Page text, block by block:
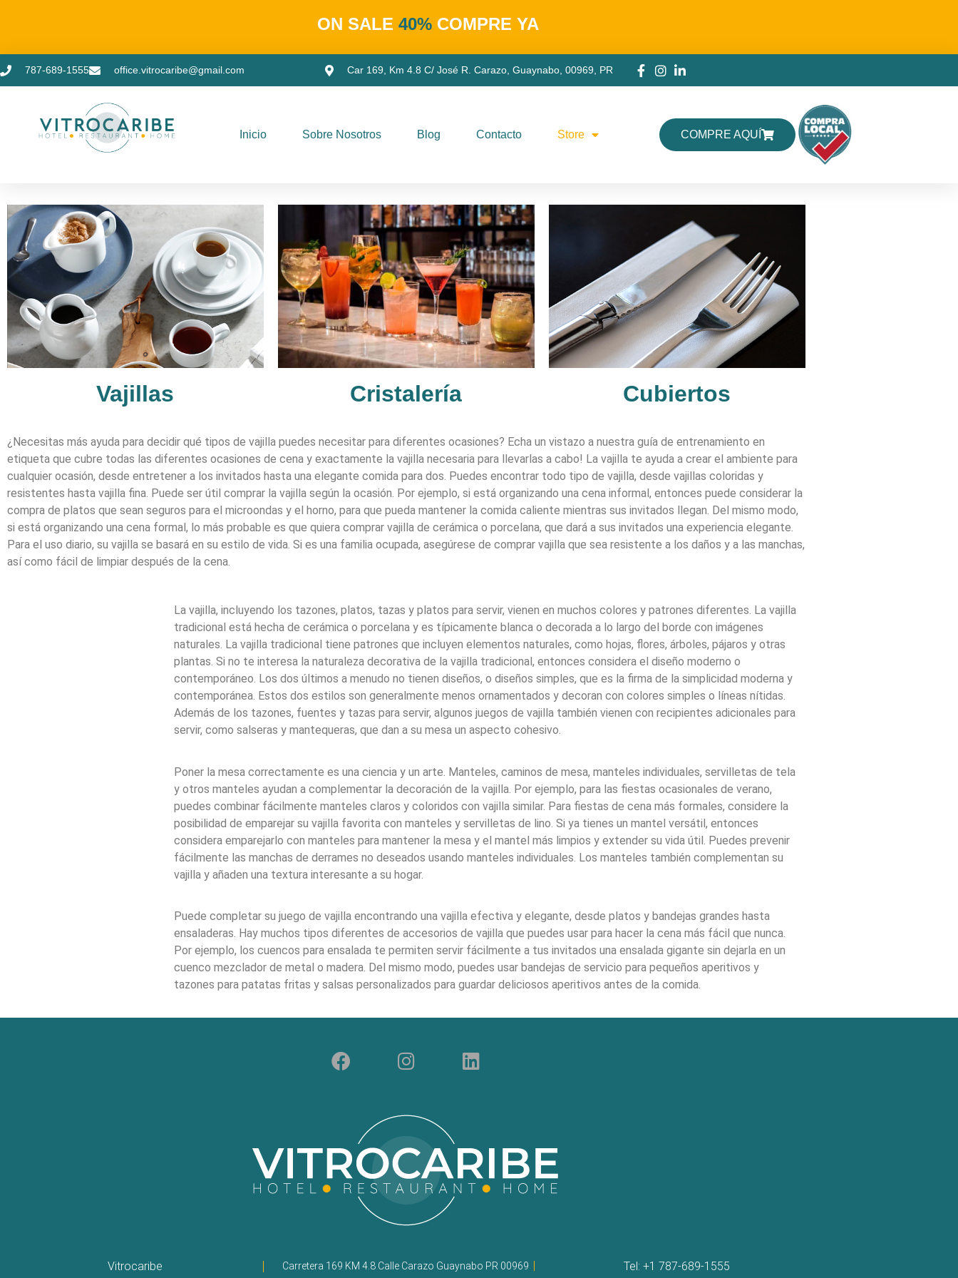
ON SALE 40% COMPRE YA
787-689-1555 office.vitrocaribe@gmail.com Car 169, Km 4.8 C/ José R. Carazo, Guaynabo, 00969, PR
Inicio Sobre Nosotros Blog Contacto Store COMPRE AQUÍ
Vajillas Cristalería Cubiertos
¿Necesitas más ayuda para decidir qué tipos de vajilla puedes necesitar para diferentes ocasiones? Echa un vistazo a nuestra guía de entrenamiento en
etiqueta que cubre todas las diferentes ocasiones de cena y exactamente la vajilla necesaria para llevarlas a cabo! La vajilla te ayuda a crear el ambiente para
cualquier ocasión, desde entretener a los invitados hasta una elegante comida para dos. Puedes encontrar todo tipo de vajilla, desde vajillas coloridas y
resistentes hasta vajilla fina. Puede ser útil comprar la vajilla según la ocasión. Por ejemplo, si está organizando una cena informal, entonces puede considerar la
compra de platos que sean seguros para el microondas y el horno, para que pueda mantener la comida caliente mientras sus invitados llegan. Del mismo modo,
si está organizando una cena formal, lo más probable es que quiera comprar vajilla de cerámica o porcelana, que dará a sus invitados una experiencia elegante.
Para el uso diario, su vajilla se basará en su estilo de vida. Si es una familia ocupada, asegúrese de comprar vajilla que sea resistente a los daños y a las manchas,
así como fácil de limpiar después de la cena.
La vajilla, incluyendo los tazones, platos, tazas y platos para servir, vienen en muchos colores y patrones diferentes. La vajilla
tradicional está hecha de cerámica o porcelana y es típicamente blanca o decorada a lo largo del borde con imágenes
naturales. La vajilla tradicional tiene patrones que incluyen elementos naturales, como hojas, flores, árboles, pájaros y otras
plantas. Si no te interesa la naturaleza decorativa de la vajilla tradicional, entonces considera el diseño moderno o
contemporáneo. Los dos últimos a menudo no tienen diseños, o diseños simples, que es la firma de la simplicidad moderna y
contemporánea. Estos dos estilos son generalmente menos ornamentados y decoran con colores simples o líneas nítidas.
Además de los tazones, fuentes y tazas para servir, algunos juegos de vajilla también vienen con recipientes adicionales para
servir, como salseras y mantequeras, que dan a su mesa un aspecto cohesivo.
Poner la mesa correctamente es una ciencia y un arte. Manteles, caminos de mesa, manteles individuales, servilletas de tela
y otros manteles ayudan a complementar la decoración de la vajilla. Por ejemplo, para las fiestas ocasionales de verano,
puedes combinar fácilmente manteles claros y coloridos con vajilla similar. Para fiestas de cena más formales, considere la
posibilidad de emparejar su vajilla favorita con manteles y servilletas de lino. Si ya tienes un mantel versátil, entonces
considera emparejarlo con manteles para mantener la mesa y el mantel más limpios y extender su vida útil. Puedes prevenir
fácilmente las manchas de derrames no deseados usando manteles individuales. Los manteles también complementan su
vajilla y añaden una textura interesante a su hogar.
Puede completar su juego de vajilla encontrando una vajilla efectiva y elegante, desde platos y bandejas grandes hasta
ensaladeras. Hay muchos tipos diferentes de accesorios de vajilla que puedes usar para hacer la cena más fácil que nunca.
Por ejemplo, los cuencos para ensalada te permiten servir fácilmente a tus invitados una ensalada gigante sin dejarla en un
cuenco mezclador de metal o madera. Del mismo modo, puedes usar bandejas de servicio para pequeños aperitivos y
tazones para patatas fritas y salsas personalizados para guardar deliciosos aperitivos antes de la comida.
Vitrocaribe Carretera 169 KM 4.8 Calle Carazo Guaynabo PR 00969 Tel: +1 787-689-1555